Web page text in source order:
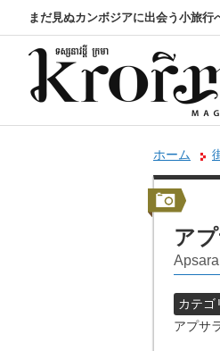
まだ見ぬカンボジアに出会う小旅
ホーム
ア
カテゴ
アプサ